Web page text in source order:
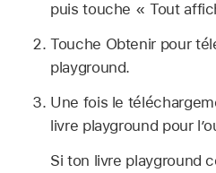
puis touche « Tout
Touche Obtenir pour
playground.
Une fois le
livre playground pour
Si ton livre playground